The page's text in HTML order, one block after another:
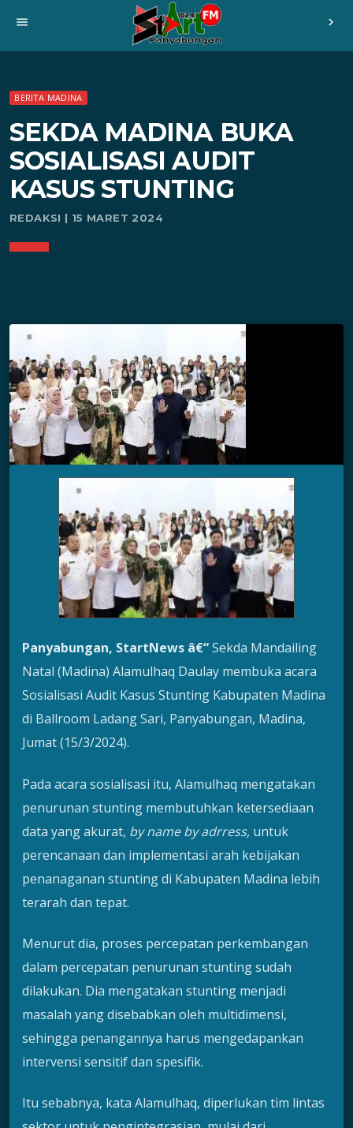
menu chevron_right
BERITA MADINA
SEKDA MADINA BUKA
SOSIALISASI AUDIT
KASUS STUNTING
REDAKSI | 15 MARET 2024
Panyabungan, StartNews â€“Sekda Mandailing
Natal (Madina) Alamulhaq Daulay membuka acara
Sosialisasi Audit Kasus Stunting Kabupaten Madina
di Ballroom Ladang Sari, Panyabungan, Madina,
Jumat (15/3/2024).
Pada acara sosialisasi itu, Alamulhaq mengatakan
penurunan stunting membutuhkan ketersediaan
data yang akurat, by name by adrress, untuk
perencanaan dan implementasi arah kebijakan
penanaganan stunting di Kabupaten Madina lebih
terarah dan tepat.
Menurut dia, proses percepatan perkembangan
dalam percepatan penurunan stunting sudah
dilakukan. Dia mengatakan stunting menjadi
masalah yang disebabkan oleh multidimensi,
sehingga penangannya harus mengedapankan
intervensi sensitif dan spesifik.
Itu sebabnya, kata Alamulhaq, diperlukan tim lintas